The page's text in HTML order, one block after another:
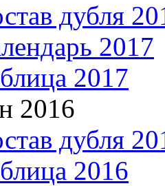
дубля
2017
2017
2016
дубля
2016